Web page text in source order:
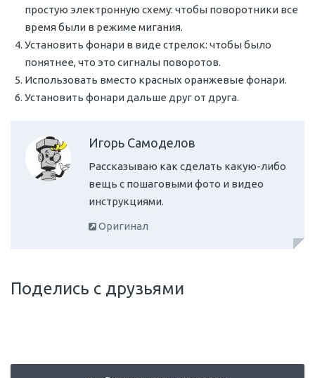
простую электронную схему: чтобы поворотники все
время были в режиме мигания.
Установить фонари в виде стрелок: чтобы было
понятнее, что это сигналы поворотов.
Использовать вместо красных оранжевые фонари.
Установить фонари дальше друг от друга.
Игорь Самоделов
Рассказываю как сделать какую-либо
вещь с пошаговыми фото и видео
инструкциями.
Оригинал
Поделись с друзьями